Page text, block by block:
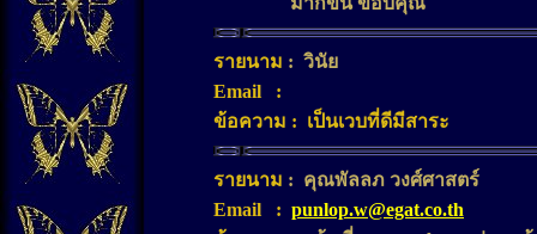
รายนาม : วินัย
Email :
ข้อความ : เป็นเวบที่ดีมีสาระ
รายนาม : คุณพัลลภ วงศ์ศาสตร์
Email : punlop.w@egat.co.th